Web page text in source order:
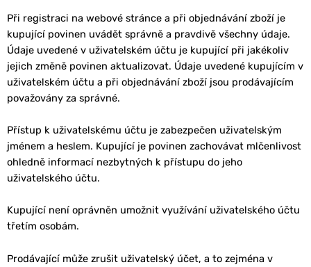
Při registraci na webové stránce a při objednávání zboží je
kupující povinen uvádět správně a pravdivě všechny údaje.
Údaje uvedené v uživatelském účtu je kupující při jakékoliv
jejich změně povinen aktualizovat. Údaje uvedené kupujícím v
uživatelském účtu a při objednávání zboží jsou prodávajícím
považovány za správné.
Přístup k uživatelskému účtu je zabezpečen uživatelským
jménem a heslem. Kupující je povinen zachovávat mlčenlivost
ohledně informací nezbytných k přístupu do jeho
uživatelského účtu.
Kupující není oprávněn umožnit využívání uživatelského účtu
třetím osobám.
Prodávající může zrušit uživatelský účet, a to zejména v